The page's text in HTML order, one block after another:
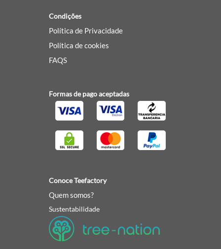
Condições
Política de Privacidade
Política de cookies
FAQS
Formas de pago aceptadas
Conoce Teefactory
Quem somos?
Sustentabilidade